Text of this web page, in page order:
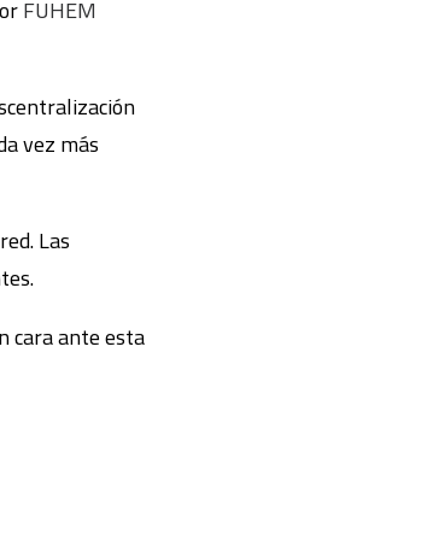
FUHEM
vez más
Las
cara ante esta